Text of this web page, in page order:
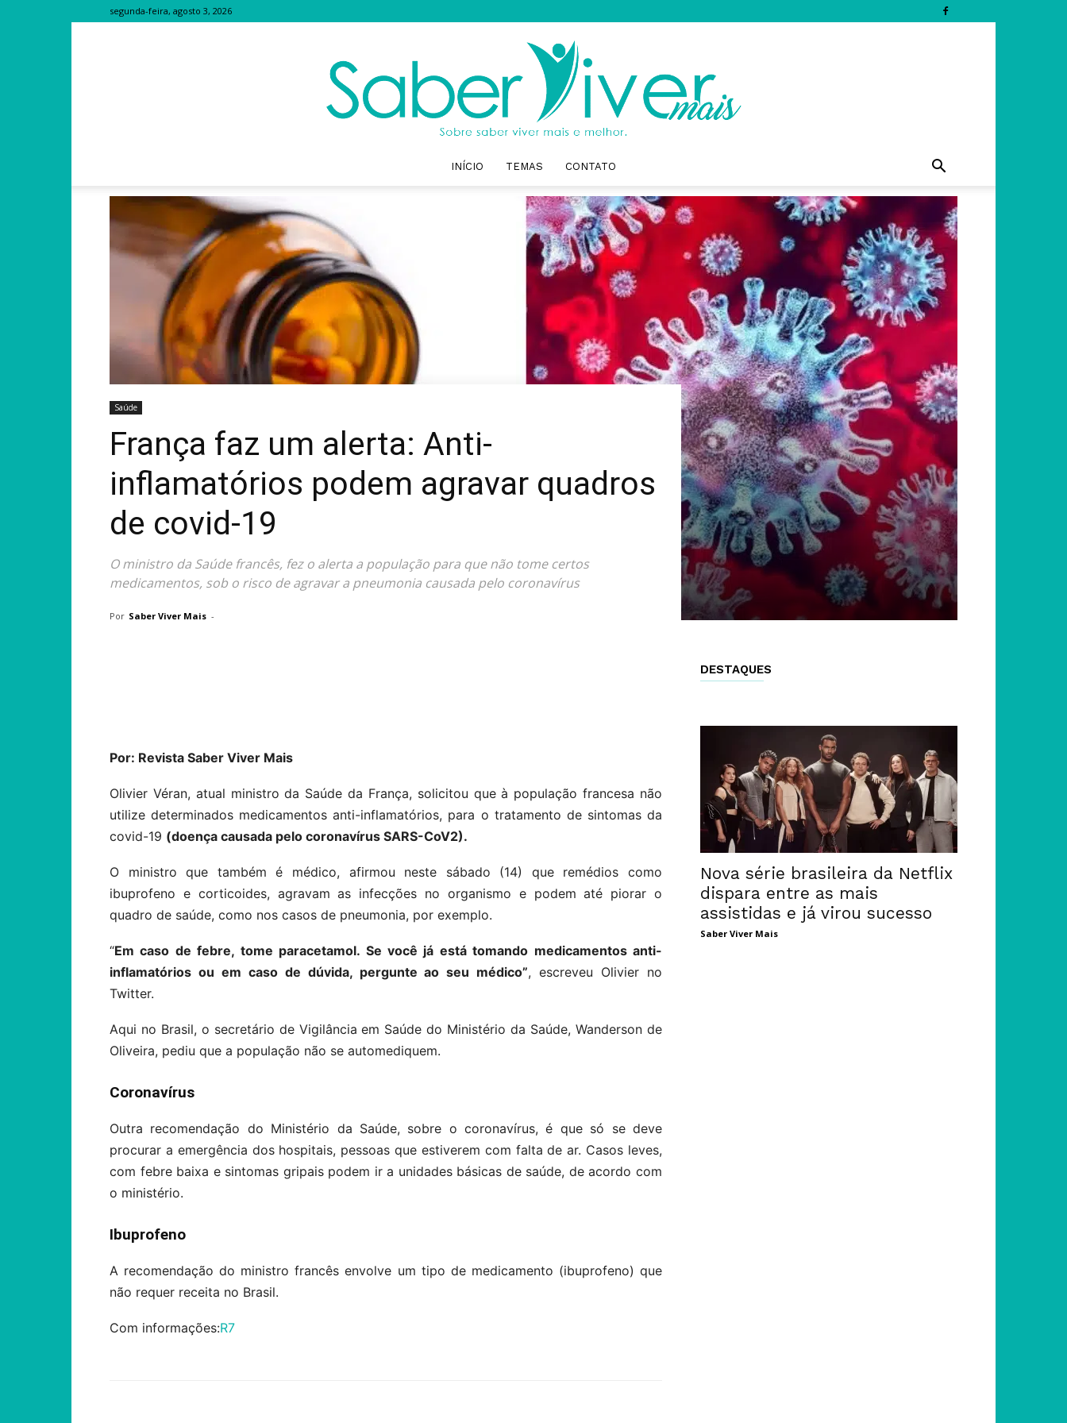
segunda-feira, agosto 3, 2026
Saber
Viver
INÍCIO TEMAS CONTATO
Saúde
França faz um alerta: Anti-
inflamatórios podem agravar quadros
de covid-19
O ministro da Saúde francês, fez o alerta a população para que não tome certos
medicamentos, sob o risco de agravar a pneumonia causada pelo coronavírus
Por Saber Viver Mais -
Por: Revista Saber Viver Mais
Olivier Véran, atual ministro da Saúde da França, solicitou que à população francesa não
utilize determinados medicamentos anti-inflamatórios, para o tratamento de sintomas da
covid-19 (doença causada pelo coronavírus SARS-CoV2).
O ministro que também é médico, afirmou neste sábado (14) que remédios como
ibuprofeno e corticoides, agravam as infecções no organismo e podem até piorar o
quadro de saúde, como nos casos de pneumonia, por exemplo.
“Em caso de febre, tome paracetamol. Se você já está tomando medicamentos anti-
inflamatórios ou em caso de dúvida, pergunte ao seu médico”, escreveu Olivier no
Twitter.
Aqui no Brasil, o secretário de Vigilância em Saúde do Ministério da Saúde, Wanderson de
Oliveira, pediu que a população não se automediquem.
Coronavírus
Outra recomendação do Ministério da Saúde, sobre o coronavírus, é que só se deve
procurar a emergência dos hospitais, pessoas que estiverem com falta de ar. Casos leves,
com febre baixa e sintomas gripais podem ir a unidades básicas de saúde, de acordo com
o ministério.
Ibuprofeno
A recomendação do ministro francês envolve um tipo de medicamento (ibuprofeno) que
não requer receita no Brasil.
Com informações:R7
DESTAQUES
Nova série brasileira da Netflix
dispara entre as mais
assistidas e já virou sucesso
Saber Viver Mais